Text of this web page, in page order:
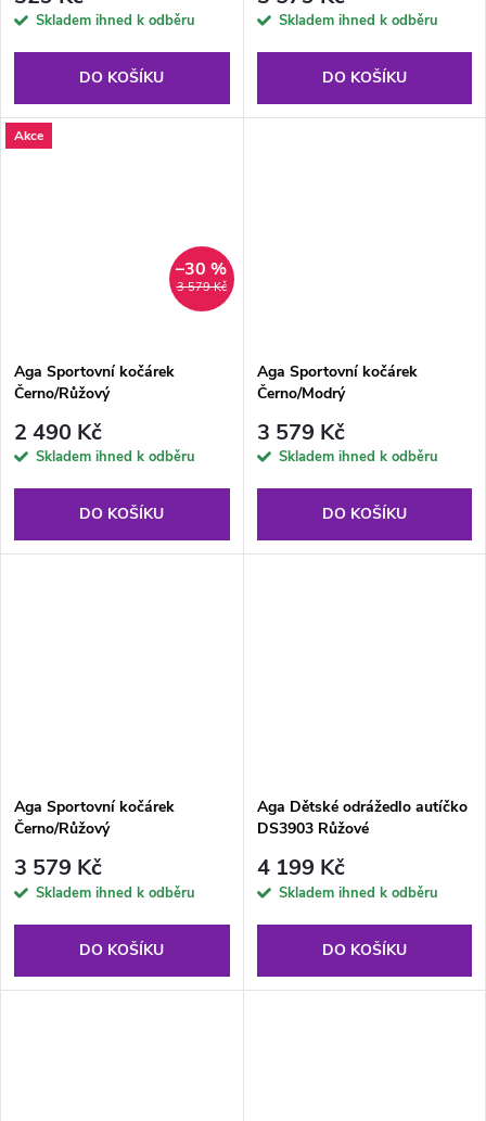
Skladem ihned k odběru
DO KOŠÍKU
Skladem ihned k odběru
DO KOŠÍKU
Akce
3 579 Kč
–30 %
Aga Sportovní kočárek
Černo/Růžový
2 490 Kč
Skladem ihned k odběru
DO KOŠÍKU
Aga Sportovní kočárek
Černo/Modrý
3 579 Kč
Skladem ihned k odběru
DO KOŠÍKU
Aga Sportovní kočárek
Černo/Růžový
3 579 Kč
Skladem ihned k odběru
DO KOŠÍKU
Aga Dětské odrážedlo autíčko
DS3903 Růžové
4 199 Kč
Skladem ihned k odběru
DO KOŠÍKU